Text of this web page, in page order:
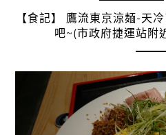
【食記】 鷹流東京涼麺-天
吧~(市政府捷運站